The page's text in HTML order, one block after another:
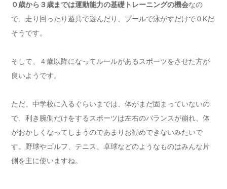
０歳から３歳までは運動能力の基礎トレーニングの機会なの
で、走り回ったり遊具で遊んだり、プールで泳がすだけで０Kだ
そうです。
そして、４歳以降になってルールがあるスポーツをさせた方が
良いようです。
ただ、中学校に入るぐらいまでは、体がまだ固まっていないの
で、利き腕側だけをするスポーツは左右のバランスが崩れ、体
がおかしくなってしまうのであまりお勧めできないみたいで
す。野球やゴルフ、テニス、卓球などのようなものはみんな片
側を主に使いますね。